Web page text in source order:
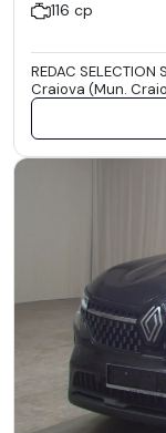
116 cp
REDAC SELECTION
Craiova (Mun.